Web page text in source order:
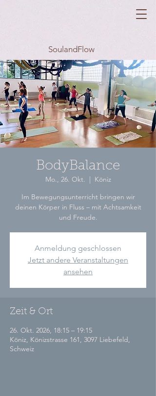
SoulandFlow
BodyBalance
Mo., 26. Okt.
  |
Köniz
Im Bewegungsunterricht bringen wir
deinen Körper in Fluss – mit Achtsamkeit
und Freude.
Anmeldung geschlossen
Jetzt andere Veranstaltungen
ansehen
Zeit & Ort
26. Okt. 2026, 18:15 – 19:15
Köniz, Könizstrasse 161, 3097 Liebefeld,
Schweiz